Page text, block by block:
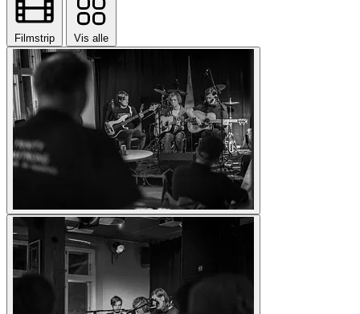
Filmstrip Vis alle